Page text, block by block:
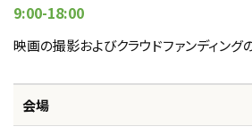
9:00-18:00
映画の撮影およびクラウドファンディング
会場